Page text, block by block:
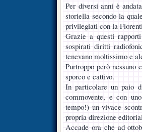
Per diversi anni è
storiella secondo la
privilegiati con la
Grazie a questi
sospirati diritti
tenevano moltissimo e
Purtroppo però
sporco e cattivo.
In particolare un paio
commovente, e con
tempo!) un vivace
propria direzione
Accade ora che ad